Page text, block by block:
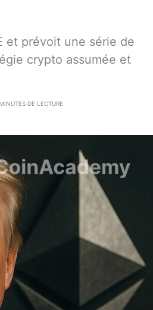
et prévoit une série de
crypto assumée et
DE LECTURE